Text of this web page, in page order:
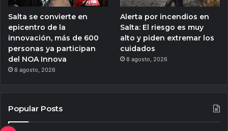
Salta se convierte en
epicentro de la
innovación, más de 600
personas ya participan
del NOA Innova
8 agosto, 2026
Alerta por incendios en
Salta: El riesgo es muy
alto y piden extremar los
cuidados
8 agosto, 2026
Popular Posts